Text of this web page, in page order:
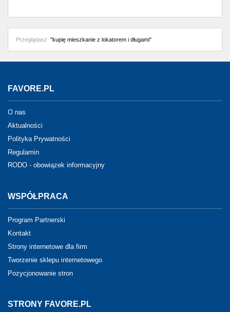
Przeglądasz: "kupię mieszkanie z lokatorem i długami"
FAVORE.PL
O nas
Aktualności
Polityka Prywatności
Regulamin
RODO - obowiązek informacyjny
WSPÓŁPRACA
Program Partnerski
Kontakt
Strony internetowe dla firm
Tworzenie sklepu internetowego
Pozycjonowanie stron
STRONY FAVORE.PL
Bytom
Tychy